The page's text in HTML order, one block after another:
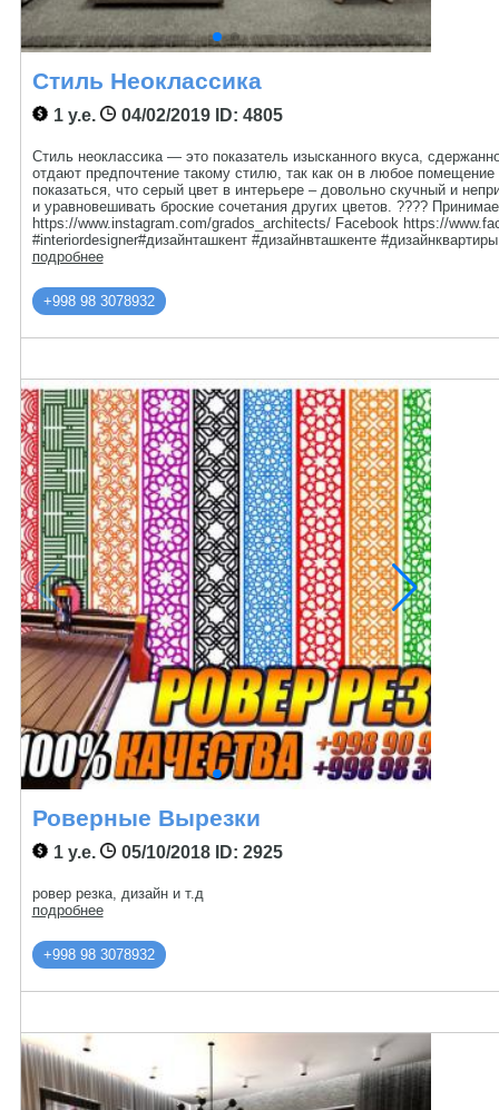
Стиль Неоклассика
1 у.е. 04/02/2019ID: 4805
Стиль неоклассика — это показатель изысканного вкуса,
отдают предпочтение такому стилю, так как он в любое
показаться, что серый цвет в интерьере – довольно скучный и
и уравновешивать броские сочетания других цветов. ????
https://www.instagram.com/grados_architects/ Facebook https://
#interiordesigner#дизайнташкент #дизайнвташкенте
подробнее
+998 98 3078932
Роверные Вырезки
1 у.е. 05/10/2018ID: 2925
ровер резка, дизайн и т.д
подробнее
+998 98 3078932